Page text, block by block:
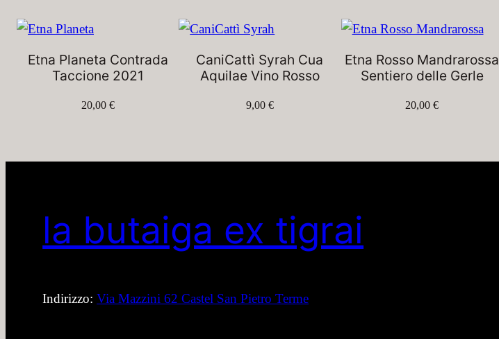
Etna Planeta Contrada
Taccione 2021
20,00 €
CaniCattì Syrah Cua
Aquilae Vino Rosso
9,00 €
Etna Rosso Mandrarossa
Sentiero delle Gerle
20,00€
la butaiga ex tigrai
Indirizzo:Via Mazzini 62 Castel San Pietro Terme